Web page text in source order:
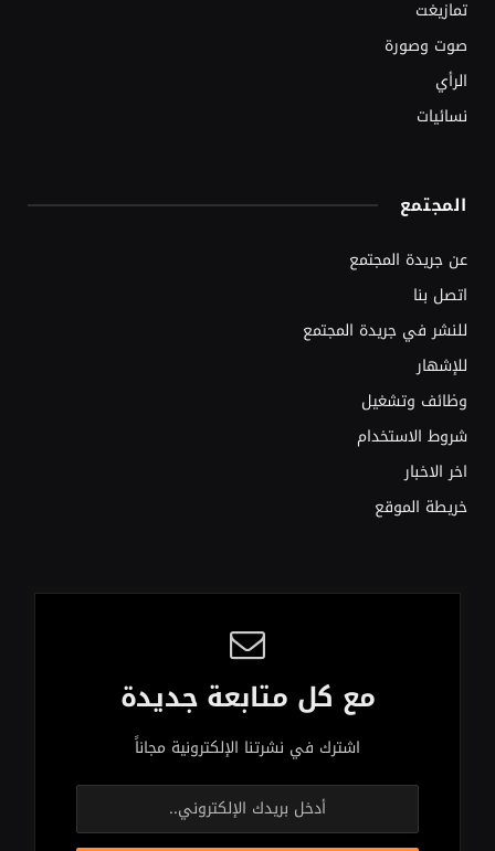
تمازيغت
صوت وصورة
الرأي
نسائيات
المجتمع
عن جريدة المجتمع
اتصل بنا
للنشر في جريدة المجتمع
للإشهار
وظائف وتشغيل
شروط الاستخدام
اخر الاخبار
خريطة الموقع
مع كل متابعة جديدة
اشترك في نشرتنا الإلكترونية مجاناً